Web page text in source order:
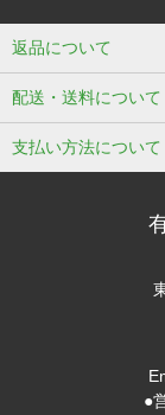
返品について
配送・送料について
支払い方法について
●